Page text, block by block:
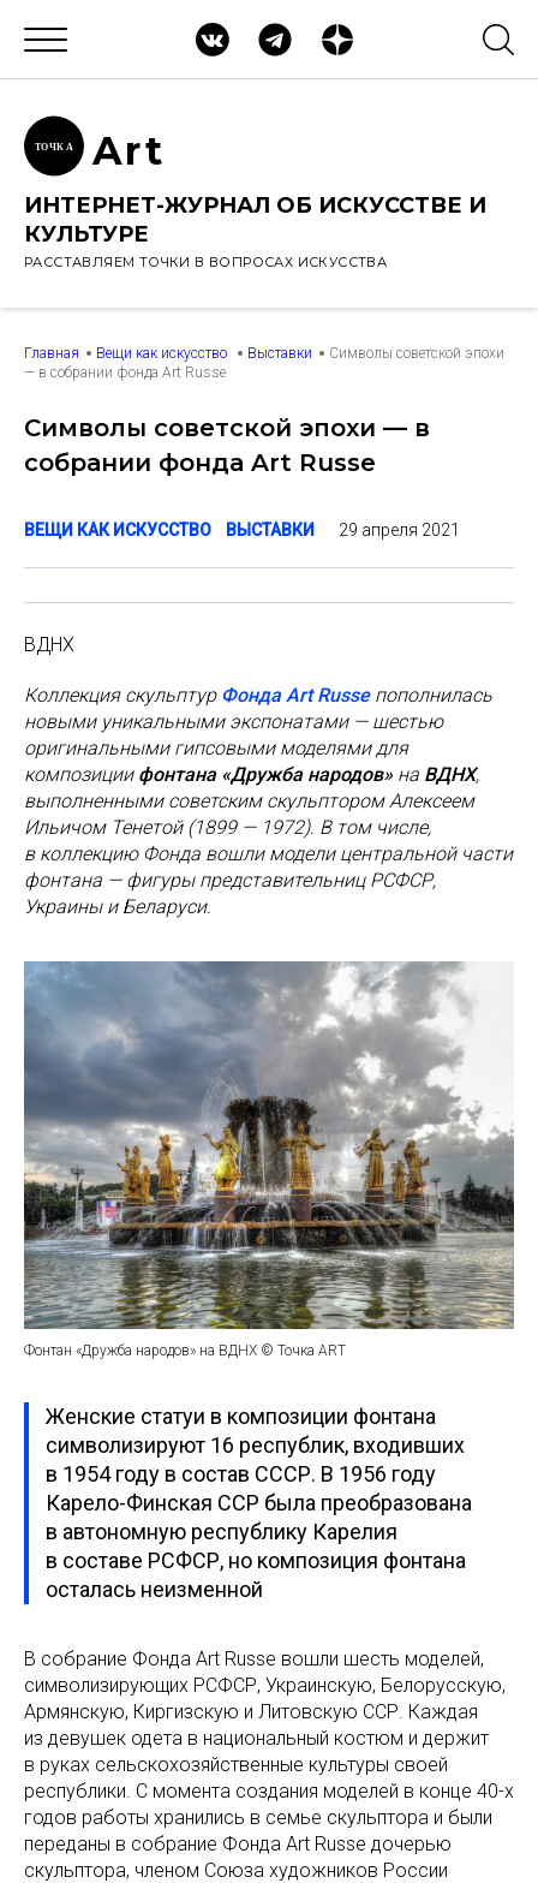
ТОЧК А Art
ИНТЕРНЕТ-ЖУРНАЛ ОБ ИСКУССТВЕ И
КУЛЬТУРЕ
РАССТАВЛЯЕМ ТОЧКИ В ВОПРОСАХ ИСКУССТВА
Главная Вещи как искусство Выставки
Символы советской эпохи
— в собрании фонда Art Russe
Символы советской эпохи — в
собрании фонда Art Russe
ВЕЩИ КАК ИСКУССТВО ВЫСТАВКИ 29 апреля 2021
ВДНХ
Коллекция скульптур Фонда Art Russeпополнилась
новыми уникальными экспонатами — шестью
оригинальными гипсовыми моделями для
композиции фонтана «Дружба народов» на ВДНХ,
выполненными советским скульптором Алексеем
Ильичом Тенетой (1899 — 1972). В том числе,
в коллекцию Фонда вошли модели центральной части
фонтана — фигуры представительниц РСФСР,
Украины и Беларуси.
Фонтан «Дружба народов» на ВДНХ © Точка ART
Женские статуи в композиции фонтана
символизируют 16 республик, входивших
в 1954 году в состав СССР. В 1956 году
Карело-Финская ССР была преобразована
в автономную республику Карелия
в составе РСФСР, но композиция фонтана
осталась неизменной
В собрание Фонда Art Russe вошли шесть моделей,
символизирующих РСФСР, Украинскую, Белорусскую,
Армянскую, Киргизскую и Литовскую ССР. Каждая
из девушек одета в национальный костюм и держит
в руках сельскохозяйственные культуры своей
республики. С момента создания моделей в конце 40-х
годов работы хранились в семье скульптора и были
переданы в собрание Фонда Art Russe дочерью
скульптора, членом Союза художников России